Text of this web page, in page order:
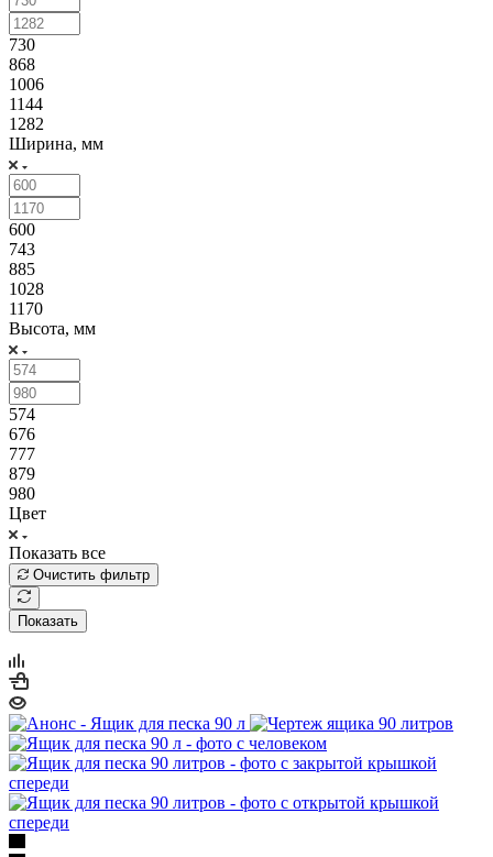
730
868
1006
1144
1282
Ширина, мм
600
743
885
1028
1170
Высота, мм
574
676
777
879
980
Цвет
Показать все
Очистить фильтр
Показать